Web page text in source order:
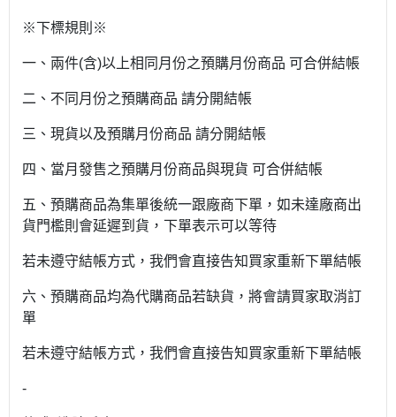
※下標規則※
一、兩件(含)以上相同月份之預購月份商品 可合併結帳
二、不同月份之預購商品 請分開結帳
三、現貨以及預購月份商品 請分開結帳
四、當月發售之預購月份商品與現貨 可合併結帳
五、預購商品為集單後統一跟廠商下單，如未達廠商出
貨門檻則會延遲到貨，下單表示可以等待
若未遵守結帳方式，我們會直接告知買家重新下單結帳
六、預購商品均為代購商品若缺貨，將會請買家取消訂
單
若未遵守結帳方式，我們會直接告知買家重新下單結帳
-